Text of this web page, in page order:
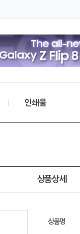
인쇄물
상품상세
상품명